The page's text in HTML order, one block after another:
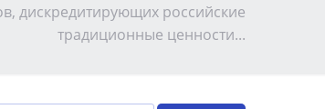
дискредитирующих российские
традиционные ценности...